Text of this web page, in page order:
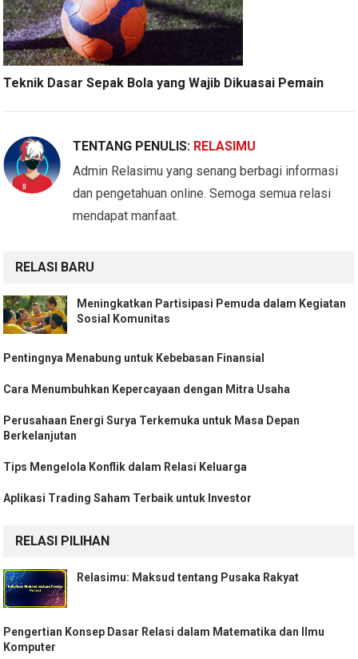
Teknik Dasar Sepak Bola yang Wajib Dikuasai Pemain
TENTANG PENULIS: RELASIMU
Admin Relasimu yang senang berbagi informasi
dan pengetahuan online. Semoga semua relasi
mendapat manfaat.
RELASI BARU
Meningkatkan Partisipasi Pemuda dalam Kegiatan
Sosial Komunitas
Pentingnya Menabung untuk Kebebasan Finansial
Cara Menumbuhkan Kepercayaan dengan Mitra Usaha
Perusahaan Energi Surya Terkemuka untuk Masa Depan
Berkelanjutan
Tips Mengelola Konflik dalam Relasi Keluarga
Aplikasi Trading Saham Terbaik untuk Investor
RELASI PILIHAN
Relasimu: Maksud tentang Pusaka Rakyat
Pengertian Konsep Dasar Relasi dalam Matematika dan Ilmu
Komputer